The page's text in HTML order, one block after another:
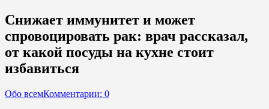
Снижает иммунитет и может
спровоцировать рак: врач рассказал,
от какой посуды на кухне стоит
избавиться
Обо всемКомментарии: 0